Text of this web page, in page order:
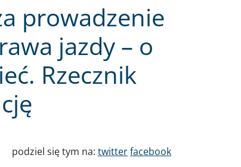
prowadzenie
jazdy – o
Rzecznik
podziel się tym na: twitterfacebook